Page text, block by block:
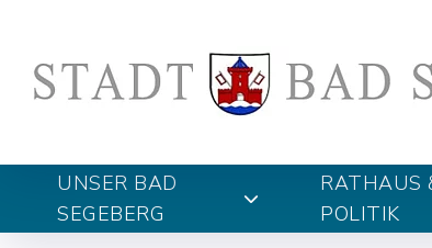
UNSER BAD
SEGEBERG
RATHAUS
POLITIK